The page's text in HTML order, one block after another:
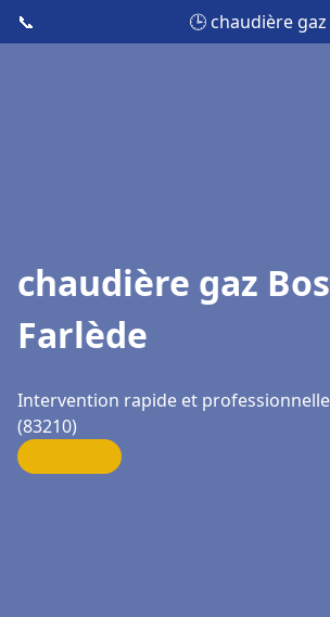
📞 🕒 chaudière
chaudière gaz
Farlède
Intervention rapide et professionnelle
(83210)